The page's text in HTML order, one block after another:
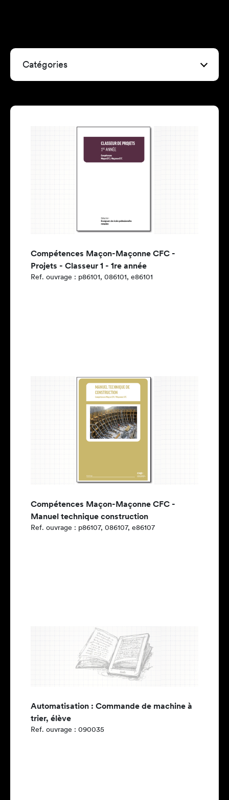
Catégories
Compétences Maçon-Maçonne CFC -
Projets - Classeur 1 - 1re année
Ref. ouvrage : p86101, 086101, e86101
Compétences Maçon-Maçonne CFC -
Manuel technique construction
Ref. ouvrage : p86107, 086107, e86107
Automatisation : Commande de machine à
trier, élève
Ref. ouvrage : 090035